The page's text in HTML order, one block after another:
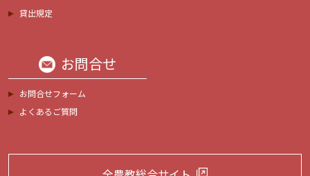
貸出規定
お問合せ
お問合せフォーム
よくあるご質問